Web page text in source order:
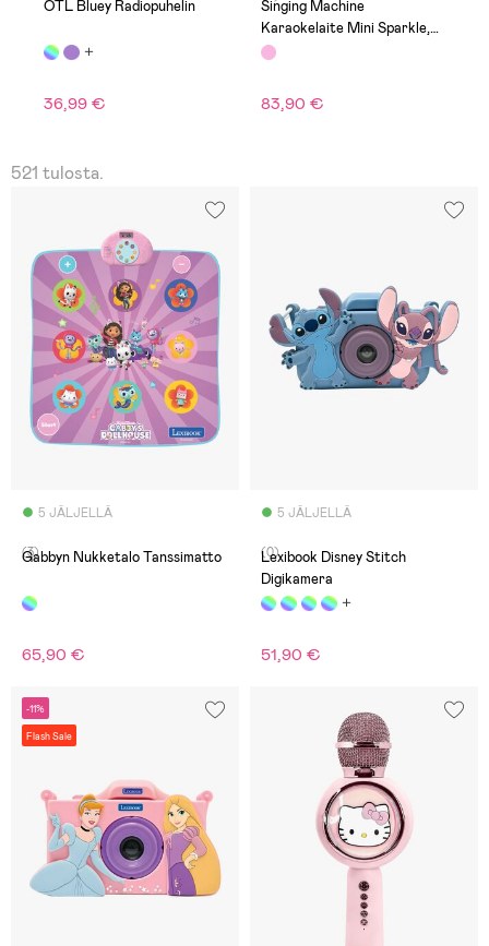
OTL Bluey Radiopuhelin
36,99 €
Singing Machine
Karaokelaite Mini Sparkle,
Vaaleanpunainen
83,90 €
521 tulosta.
5 JÄLJELLÄ
(3)
Gabbyn Nukketalo Tanssimatto
65,90 €
5 JÄLJELLÄ
(0)
Lexibook Disney Stitch
Digikamera
51,90 €
-11%
Flash Sale